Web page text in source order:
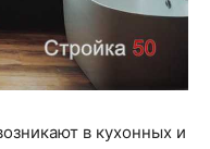
в кухонных и